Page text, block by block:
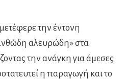
την έντονη
αλευρώδη» στα
την ανάγκη για άμεσες
η παραγωγή και το